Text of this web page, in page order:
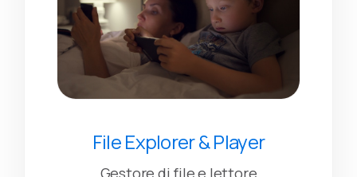
File Explorer & Player